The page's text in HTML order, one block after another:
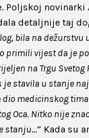
Poljskoj novinarki
detaljnije taj
bila na dežurstvu
primili vijest da je
na Trgu Svetog
stavila u stanje
medicinskog
Oca. Nitko nije
stanju…” Kada su